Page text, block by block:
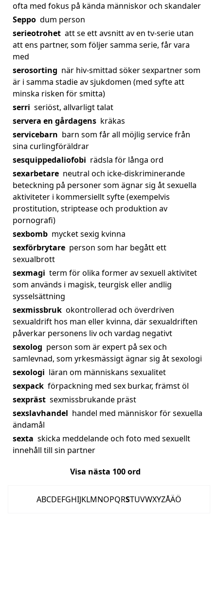
ofta med fokus på kända människor och skandaler
Seppo dum person
serieotrohet att se ett avsnitt av en tv-serie utan
att ens partner, som följer samma serie, får vara
med
serosorting när hiv-smittad söker sexpartner som
är i samma stadie av sjukdomen (med syfte att
minska risken för smitta)
serri seriöst, allvarligt talat
servera en gårdagens kräkas
servicebarn barn som får all möjlig service från
sina curlingföräldrar
sesquippedaliofobi rädsla för långa ord
sexarbetare neutral och icke-diskriminerande
beteckning på personer som ägnar sig åt sexuella
aktiviteter i kommersiellt syfte (exempelvis
prostitution, striptease och produktion av
pornografi)
sexbomb mycket sexig kvinna
sexförbrytare person som har begått ett
sexualbrott
sexmagi term för olika former av sexuell aktivitet
som används i magisk, teurgisk eller andlig
sysselsättning
sexmissbruk okontrollerad och överdriven
sexualdrift hos man eller kvinna, där sexualdriften
påverkar personens liv och vardag negativt
sexolog person som är expert på sex och
samlevnad, som yrkesmässigt ägnar sig åt sexologi
sexologi läran om människans sexualitet
sexpack förpackning med sex burkar, främst öl
sexpräst sexmissbrukande präst
sexslavhandel handel med människor för sexuella
ändamål
sexta skicka meddelande och foto med sexuellt
innehåll till sin partner
Visa nästa 100ord
ABCDEFGHIJKLMNOPQRSTUVWXYZÅÄÖ